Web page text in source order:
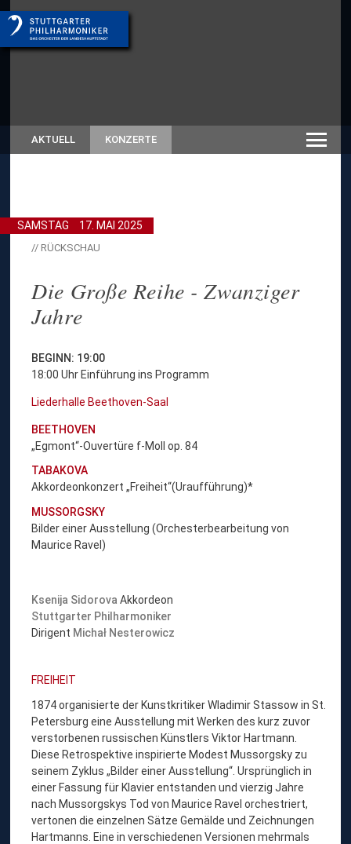
AKTUELL KONZERTE
SAMSTAG 17. MAI 2025
// RÜCKSCHAU
Die Große Reihe - Zwanziger
Jahre
BEGINN: 19:00
18:00 Uhr Einführung ins Programm
Liederhalle Beethoven-Saal
BEETHOVEN
„Egmont“-Ouvertüre f-Moll op. 84
TABAKOVA
Akkordeonkonzert „Freiheit“(Uraufführung)*
MUSSORGSKY
Bilder einer Ausstellung (Orchesterbearbeitung von
Maurice Ravel)
Ksenija Sidorova Akkordeon
Stuttgarter Philharmoniker
Dirigent Michał Nesterowicz
FREIHEIT
1874 organisierte der Kunstkritiker Wladimir Stassow in St.
Petersburg eine Ausstellung mit Werken des kurz zuvor
verstorbenen russischen Künstlers Viktor Hartmann.
Diese Retrospektive inspirierte Modest Mussorgsky zu
seinem Zyklus „Bilder einer Ausstellung“. Ursprünglich in
einer Fassung für Klavier entstanden und vierzig Jahre
nach Mussorgskys Tod von Maurice Ravel orchestriert,
vertonen die einzelnen Sätze Gemälde und Zeichnungen
Hartmanns. Eine in verschiedenen Versionen mehrmals